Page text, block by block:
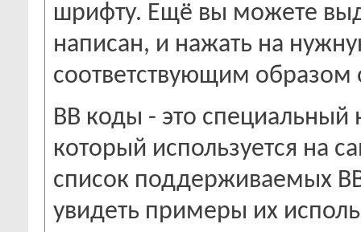
шрифту. Ещё вы можете
написан, и нажать на
соответствующим образом
BB коды - это специальный
который используется на
список поддерживаемых
увидеть примеры их